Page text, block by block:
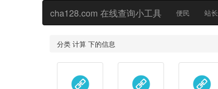
cha128.com 在线查询小工具 便民 站长
分类 计算 下的信息